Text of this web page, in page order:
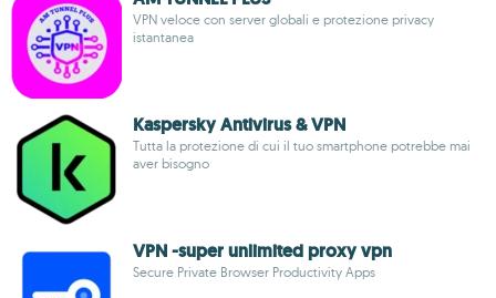
VPN veloce con server globali e protezione privacy
istantanea
Kaspersky Antivirus & VPN
Tutta la protezione di cui il tuo smartphone potrebbe mai
aver bisogno
VPN -super unlimited proxy vpn
Secure Private Browser Productivity Apps